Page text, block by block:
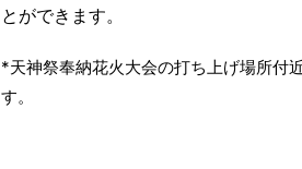
とができます。
*天神祭奉納花火大会の打ち上げ場所付
す。